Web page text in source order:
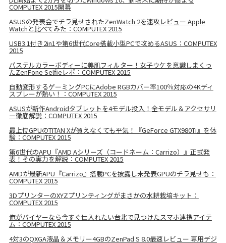
COMPUTEX 2015開幕
ASUSの発表会でチラ見せされたZenWatch 2を速攻レビュー Apple
Watchと比べてみた：COMPUTEX 2015
USB3.1付き2in1や第6世代Core搭載小型PCで攻めるASUS：COMPUTEX
2015
パステルカラーボディーに美肌フィルター！女子ウケを意識しまくっ
たZenFone Selfieレポ：COMPUTEX 2015
自動変形するゲーミングPCにAdobe RGBカバー率100％対応の4Kディ
スプレーが熱い！：COMPUTEX 2015
ASUSが新作Androidタブレットを4モデル投入！全モデル＆アクセサリ
ー徹底解説：COMPUTEX 2015
最上位GPUのTITAN Xが買えなくても平気！『GeForce GTX980Ti』を体
験：COMPUTEX 2015
第6世代のAPU『AMD Aシリーズ（コードネーム：Carrizo）』正式発
表！その実力を解説：COMPUTEX 2015
AMDが最新APU『Carrizo』搭載PCを披露し未発表GPUのチラ見せも：
COMPUTEX 2015
3DプリンターのXYZプリンティングがまさかの水耕栽培キット：
COMPUTEX 2015
俺がバイヤーなら今すぐ仕入れたい台北で見つけたスマホ連携アイテ
ム：COMPUTEX 2015
4対3のQXGA液晶＆メモリー4GBのZenPad S 8.0最速レビュー 専用デジ